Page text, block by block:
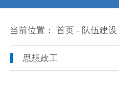
本院领导
当前位置： 首页 - 队伍建设
思想政工